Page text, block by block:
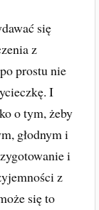
się
z
prostu nie
I
o tym, żeby
głodnym i
i
z
się to